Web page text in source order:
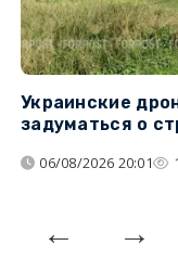
Украинские
задуматься о
06/08/2026 20:01